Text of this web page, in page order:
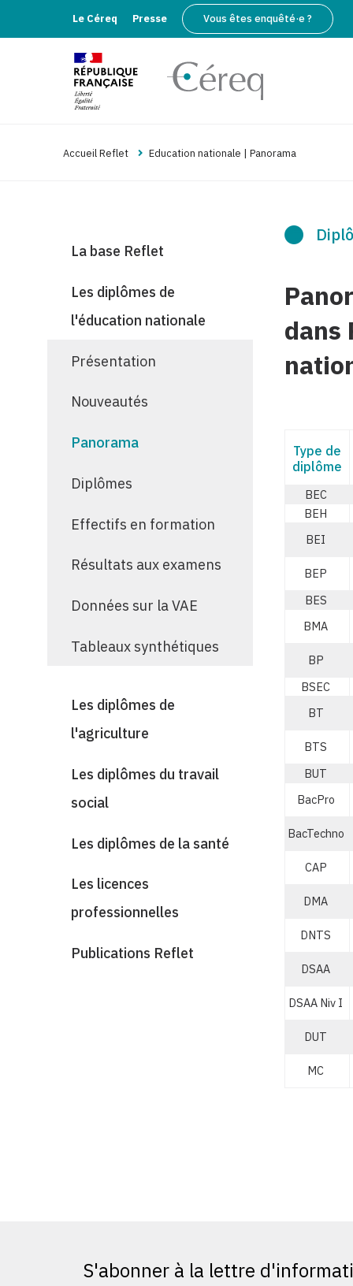
Le Céreq Presse Vous êtes enquêté·e ?
Accueil Reflet Education nationale | Panorama
La base Reflet
Les diplômes de
l'éducation nationale
Présentation
Nouveautés
Panorama
Diplômes
Effectifs en formation
Résultats aux examens
Données sur la VAE
Tableaux synthétiques
Les diplômes de
l'agriculture
Les diplômes du travail
social
Les diplômes de la santé
Les licences
professionnelles
Publications Reflet
dans
Type de
diplôme
BEC
BEH
BEI
BEP
BES
BMA
BP
BSEC
BT
BTS
BUT
BacPro
BacTechno
CAP
DMA
DNTS
DSAA
DSAA Niv I
DUT
MC
S'abonner à la lettre